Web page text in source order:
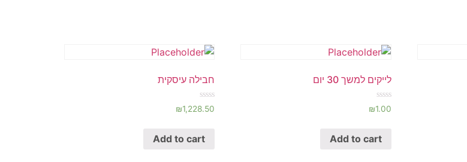
לייקים למשך 30 יום
Rated
0
₪1.00
Add to cart
חבילה עיסקית
Rated
0
₪1,228.50
Add to cart